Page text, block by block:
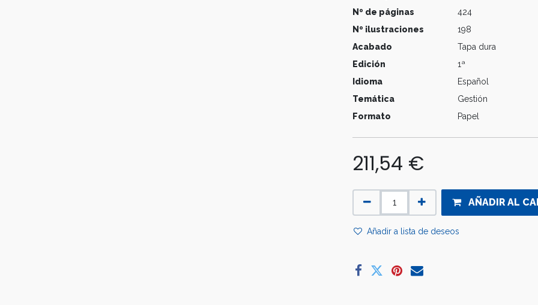
Nº de páginas
424
Nº ilustraciones
198
Acabado
Tapa dura
Edición
1ª
Idioma
Español
Temática
Gestión
Formato
Papel
211,54 €
AÑADIR AL
Añadir a lista de deseos